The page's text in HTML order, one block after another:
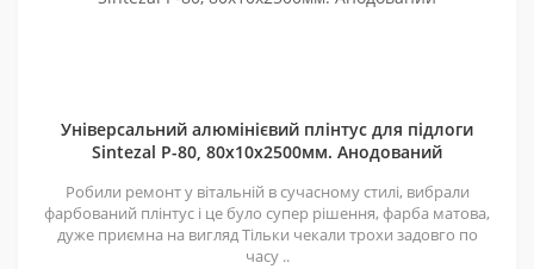
Універсальний алюмінієвий плінтус для підлоги
Sintezal P-80, 80х10х2500мм. Анодований
Робили ремонт у вітальній в сучасному стилі, вибрали
фарбований плінтус і це було супер рішення, фарба матова,
дуже приємна на вигляд Тільки чекали трохи задовго по
часу ..